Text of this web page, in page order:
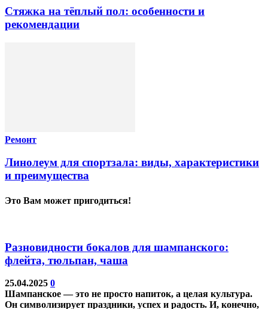
Стяжка на тёплый пол: особенности и
рекомендации
Ремонт
Линолеум для спортзала: виды, характеристики
и преимущества
Это Вам может пригодиться!
Разновидности бокалов для шампанского:
флейта, тюльпан, чаша
25.04.2025 0
Шампанское — это не просто напиток, а целая культура.
Он символизирует праздники, успех и радость. И, конечно,